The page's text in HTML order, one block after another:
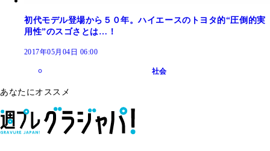
初代モデル登場から５０年。ハイエースのトヨタ的“圧倒的実
用性”のスゴさとは…！
2017年05月04日 06:00
社会
あなたにオススメ